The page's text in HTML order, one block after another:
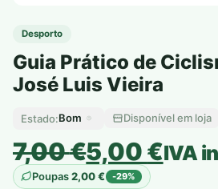
Desporto
Guia Prático de
José Luis Vieira
Estado:Bom Disponível em loja
7,00€
O
preço
5,00€
O
preço
IVA
Poupas2,00€ -29%